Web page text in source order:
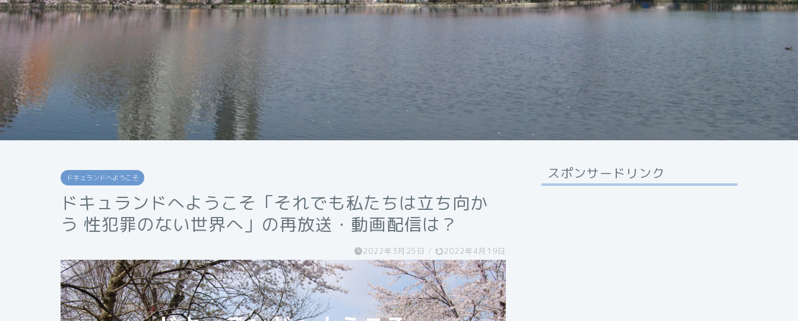
ドキュランドへようこそ
ドキュランドへようこそ「それでも私たちは立ち向か
う 性犯罪のない世界へ」の再放送・動画配信は？
2022年3月25日 / 2022年4月19日
スポンサードリンク